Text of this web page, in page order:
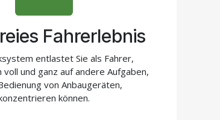
Fahrerlebnis
entlastet Sie als Fahrer,
voll und ganz auf andere Aufgaben,
von Anbaugeräten,
können.